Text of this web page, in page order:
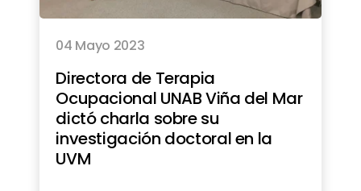
04 Mayo 2023
Directora de Terapia
Ocupacional UNAB Viña del Mar
dictó charla sobre su
investigación doctoral en la
UVM